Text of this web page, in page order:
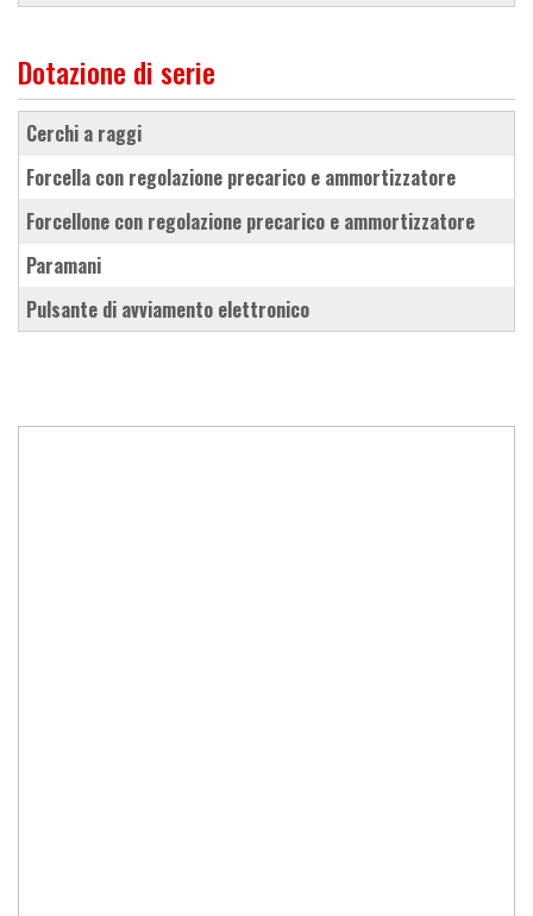
Dotazione di serie
cerchi a raggi
forcella con regolazione precarico e ammortizzatore
forcellone con regolazione precarico e ammortizzatore
paramani
pulsante di avviamento elettronico